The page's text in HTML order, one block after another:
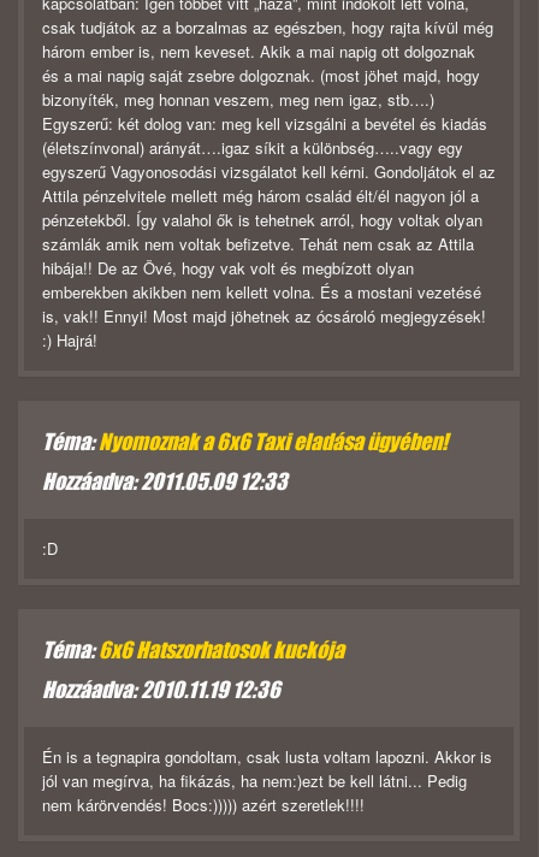
csak tudjátok az a borzalmas az egészben, hogy rajta kívül még
három ember is, nem keveset. Akik a mai napig ott dolgoznak
és a mai napig saját zsebre dolgoznak. (most jöhet majd, hogy
bizonyíték, meg honnan veszem, meg nem igaz, stb….)
Egyszerű: két dolog van: meg kell vizsgálni a bevétel és kiadás
(életszínvonal) arányát….igaz síkit a különbség…..vagy egy
egyszerű Vagyonosodási vizsgálatot kell kérni. Gondoljátok el az
Attila pénzelvitele mellett még három család élt/él nagyon jól a
pénzetekből. Így valahol ők is tehetnek arról, hogy voltak olyan
számlák amik nem voltak befizetve. Tehát nem csak az Attila
hibája!! De az Övé, hogy vak volt és megbízott olyan
emberekben akikben nem kellett volna. És a mostani vezetésé
is, vak!! Ennyi! Most majd jöhetnek az ócsároló megjegyzések!
:) Hajrá!
Téma:Nyomoznak a 6x6 Taxi eladása ügyében!
Hozzáadva: 2011.05.09 12:33
:D
Téma:6x6 Hatszorhatosok kuckója
Hozzáadva: 2010.11.19 12:36
Én is a tegnapira gondoltam, csak lusta voltam lapozni. Akkor is
jól van megírva, ha fikázás, ha nem:)ezt be kell látni... Pedig
nem kárörvendés! Bocs:))))) azért szeretlek!!!!